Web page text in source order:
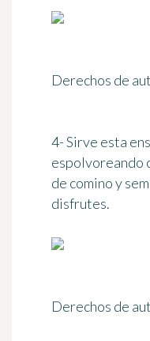
Derechos de
4- Sirve esta
espolvoreando
de comino y
disfrutes.
Derechos de